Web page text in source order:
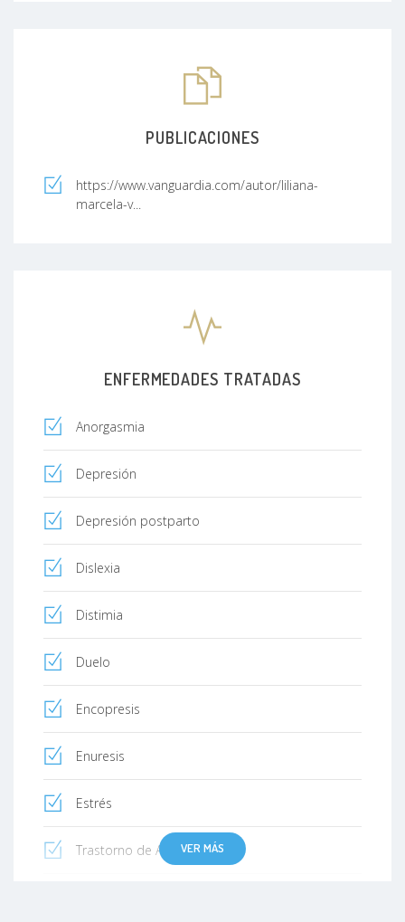
PUBLICACIONES
https://www.vanguardia.com/autor/liliana-
marcela-v...
ENFERMEDADES TRATADAS
Anorgasmia
Depresión
Depresión postparto
Dislexia
Distimia
Duelo
Encopresis
Enuresis
Estrés
Trastorno de Adaptación
VER MÁS